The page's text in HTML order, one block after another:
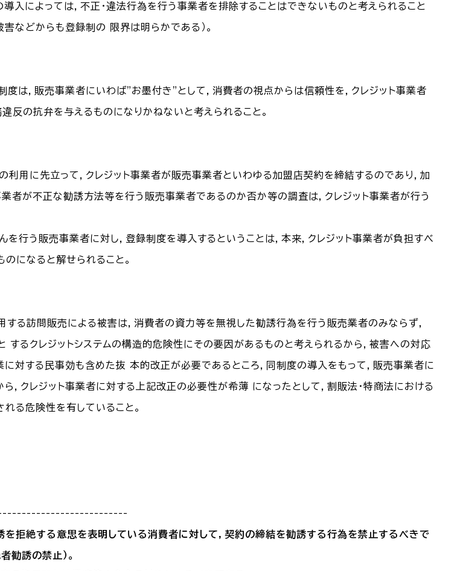
入によっては，不正・違法行為を行う事業者を排除することはできないものと考えられること
害などからも登録制の 限界は明らかである）。
，販売事業者にいわば"お墨付き"として，消費者の視点からは信頼性を，クレジット事業者
反の抗弁を与えるものになりかねないと考えられること。
用に先立って，クレジット事業者が販売事業者といわゆる加盟店契約を締結するのであり，加
者が不正な勧誘方法等を行う販売事業者であるのか否か等の調査は，クレジット事業者が行う
を行う販売事業者に対し，登録制度を導入するということは，本来，クレジット事業者が負担すべ
のになると解せられること。
訪問販売による被害は，消費者の資力等を無視した勧誘行為を行う販売業者のみならず，
るクレジットシステムの構造的危険性にその要因があるものと考えられるから，被害への対応
に対する民事効も含めた抜 本的改正が必要であるところ，同制度の導入をもって，販売事業者に
，クレジット事業者に対する上記改正の必要性が希薄 になったとして，割販法・特商法における
る危険性を有していること。
拒絶する意思を表明している消費者に対して，契約の締結を勧誘する行為を禁止するべきで
勧誘の禁止）。